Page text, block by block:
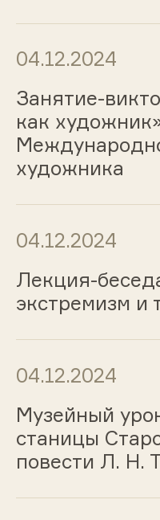
04.12.2024
Занятие-
как
художника
04.12.2024
Лекция-
экстремизм и
04.12.2024
Музейный
станицы
повести Л. Н.